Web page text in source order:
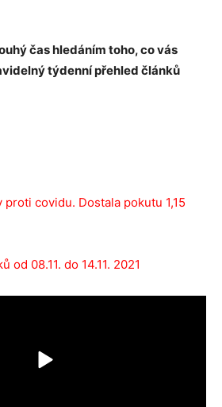
čas hledáním toho, co vás
týdenní přehled článků
proti covidu. Dostala pokutu 1,15
od 08.11. do 14.11. 2021